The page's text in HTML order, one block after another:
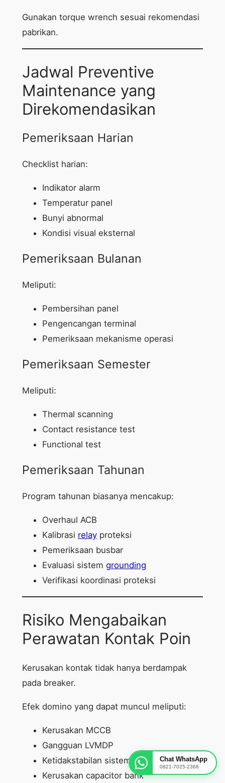
Chat WhatsApp
0821-7025-2366
Gunakan torque wrench sesuai rekomendasi
pabrikan.
Jadwal Preventive
Maintenance yang
Direkomendasikan
Pemeriksaan Harian
Checklist harian:
Indikator alarm
Temperatur panel
Bunyi abnormal
Kondisi visual eksternal
Pemeriksaan Bulanan
Meliputi:
Pembersihan panel
Pengencangan terminal
Pemeriksaan mekanisme operasi
Pemeriksaan Semester
Meliputi:
Thermal scanning
Contact resistance test
Functional test
Pemeriksaan Tahunan
Program tahunan biasanya mencakup:
Overhaul ACB
Kalibrasi relayproteksi
Pemeriksaan busbar
Evaluasi sistem grounding
Verifikasi koordinasi proteksi
Risiko Mengabaikan
Perawatan Kontak Poin
Kerusakan kontak tidak hanya berdampak
pada breaker.
Efek domino yang dapat muncul meliputi:
Kerusakan MCCB
Gangguan LVMDP
Ketidakstabilan sistem distribusi daya
Kerusakan capacitor bank